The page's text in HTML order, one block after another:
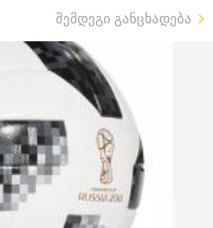
შემდეგი განცხადება